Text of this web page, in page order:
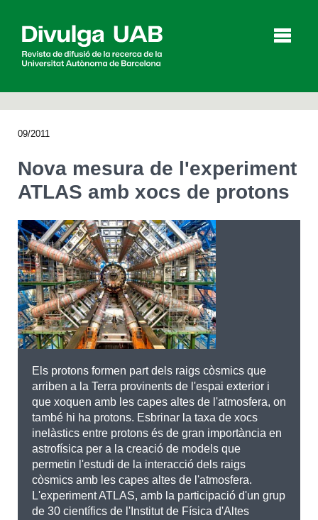
English Español
CERCAR
09/2011
Nova mesura de l'experiment
ATLAS amb xocs de protons
Els protons formen part dels raigs còsmics que
arriben a la Terra provinents de l'espai exterior i
que xoquen amb les capes altes de l'atmosfera, on
també hi ha protons. Esbrinar la taxa de xocs
inelàstics entre protons és de gran importància en
astrofísica per a la creació de models que
permetin l'estudi de la interacció dels raigs
còsmics amb les capes altes de l'atmosfera.
L'experiment ATLAS, amb la participació d'un grup
de 30 científics de l'Institut de Física d'Altes